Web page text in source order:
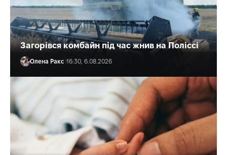
Загорівся комбайн під час жнив на Поліссі
Олена Ракс 16:30, 6.08.2026